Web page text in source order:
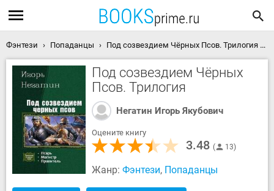
Фэнтези Попаданцы Под созвездием Чёрных Псов. Трилогия скачать книгу
Под созвездием Чёрных
Псов. Трилогия
Негатин Игорь Якубович
Оцените книгу
3.48 13
Жанр: Фэнтези, Попаданцы